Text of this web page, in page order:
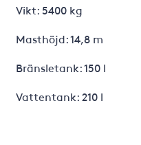
Vikt: 5400 kg
Masthöjd: 14,8 m
Bränsletank: 150 l
Vattentank: 210 l